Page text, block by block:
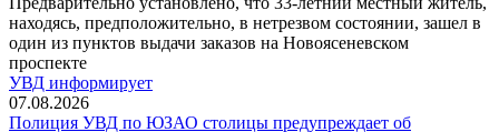
находясь, предположительно, в нетрезвом состоянии, зашел в
один из пунктов выдачи заказов на Новоясеневском
проспекте
УВД информирует
07.08.2026
Полиция УВД по ЮЗАО столицы предупреждает об